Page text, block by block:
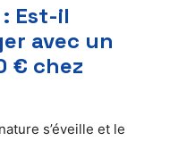
Est-il
avec un
€ chez
s’éveille et le